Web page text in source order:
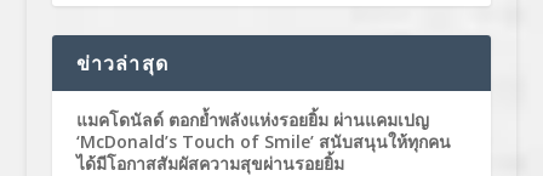
ข่าวล่าสุด
แมคโดนัลด์ ตอกย้ำพลังแห่งรอยยิ้ม ผ่านแคมเปญ
‘McDonald’s Touch of Smile’ สนับสนุนให้ทุกคน
ได้มีโอกาสสัมผัสความสุขผ่านรอยยิ้ม